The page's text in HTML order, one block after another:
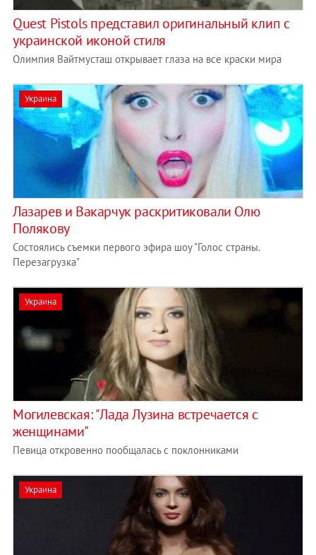
Quest Pistols представил оригинальный клип с
украинской иконой стиля
Олимпия Вайтмусташ открывает глаза на все краски мира
Украина
Лазарев и Вакарчук раскритиковали Олю
Полякову
Состоялись съемки первого эфира шоу "Голос страны.
Перезагрузка"
Украина
Могилевская: "Лада Лузина встречается с
женщинами"
Певица откровенно пообщалась с поклонниками
Украина